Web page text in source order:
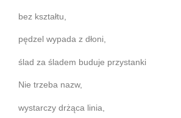
bez kształtu,
pędzel wypada z dłoni,
ślad za śladem buduje przystanki
Nie trzeba nazw,
wystarczy drżąca linia,